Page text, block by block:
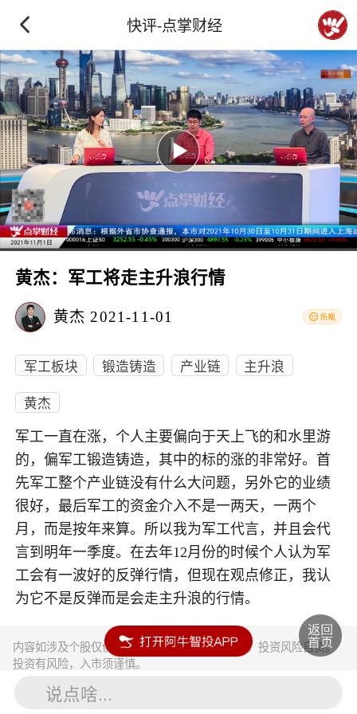
快评-点掌财经
黄杰：军工将走主升浪行情
黄杰 2021-11-01
军工板块 锻造铸造 产业链
主升浪
黄杰
军工一直在涨，个人主要偏向于天上飞的和水里游
的，偏军工锻造铸造，其中的标的涨的非常好。首
先军工整个产业链没有什么大问题，另外它的业绩
很好，最后军工的资金介入不是一两天，一两个
月，而是按年来算。所以我为军工代言，并且会代
言到明年一季度。在去年12月份的时候个人认为军
工会有一波好的反弹行情，但现在观点修正，我认
为它不是反弹而是会走主升浪的行情。
内容如涉及个股仅供参考，不构成任何投资建议！投资风险自负。
投资有风险，入市须谨慎。
说点啥...